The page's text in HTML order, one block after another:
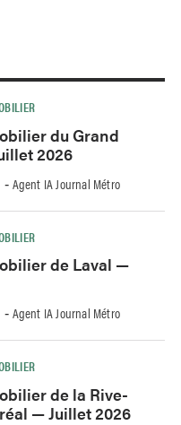
du Grand
2026
- Agent IA Journal Métro
de Laval —
- Agent IA Journal Métro
de la Rive-
— Juillet 2026